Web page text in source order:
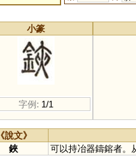
小篆
字例: 1/1
《說文》
鋏
可以持冶器鑄鎔者。